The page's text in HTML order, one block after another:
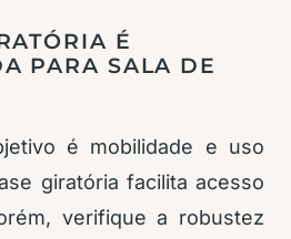
É
PARA SALA DE
é mobilidade e uso
giratória facilita acesso
verifique a robustez